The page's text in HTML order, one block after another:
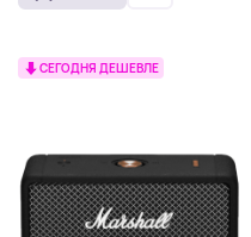
СЕГОДНЯ ДЕШЕВЛЕ